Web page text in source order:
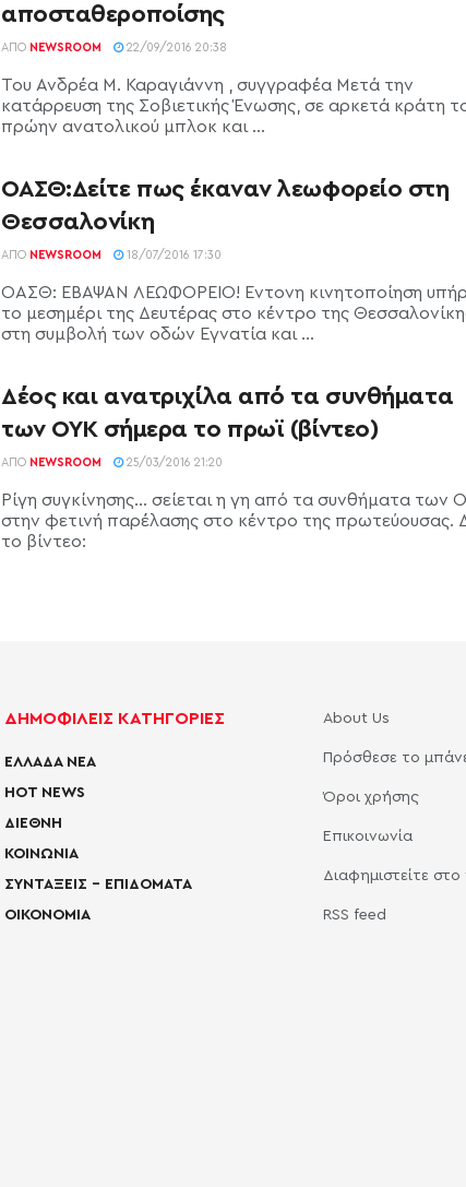
αποσταθεροποίσης
ΑΠΌ NEWSROOM 22/09/2016 20:38
Του Ανδρέα Μ. Καραγιάννη , συγγραφέα Μετά την
κατάρρευση της Σοβιετικής Ένωσης, σε αρκετά κράτη
πρώην ανατολικού μπλοκ και ...
ΟΑΣΘ:Δείτε πως έκαναν λεωφορείο στη
Θεσσαλονίκη
ΑΠΌ NEWSROOM 18/07/2016 17:30
ΟΑΣΘ: ΕΒΑΨΑΝ ΛΕΩΦΟΡΕΙΟ! Έντονη κινητοποίηση
το μεσημέρι της Δευτέρας στο κέντρο της
στη συμβολή των οδών Εγνατία και ...
Δέος και ανατριχίλα από τα συνθήματα
των ΟΥΚ σήμερα το πρωϊ (βίντεο)
ΑΠΌ NEWSROOM 25/03/2016 21:20
Ρίγη συγκίνησης… σείεται η γη από τα συνθήματα των
στην φετινή παρέλασης στο κέντρο της πρωτεύουσας.
το βίντεο:
ΔΗΜΟΦΙΛΕΙΣ ΚΑΤΗΓΟΡΙΕΣ
ΕΛΛΑΔΑ ΝΕΑ
HOT NEWS
ΔΙΕΘΝΗ
ΚΟΙΝΩΝΙΑ
ΣΥΝΤΑΞΕΙΣ – ΕΠΙΔΟΜΑΤΑ
ΟΙΚΟΝΟΜΙΑ
About Us
Πρόσθεσε το
Όροι χρήσης
Επικοινωνία
Διαφημιστείτε
RSS feed